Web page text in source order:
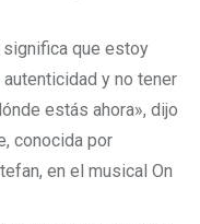
significa que estoy
y no tener
estás ahora», dijo
conocida por
en el musical On